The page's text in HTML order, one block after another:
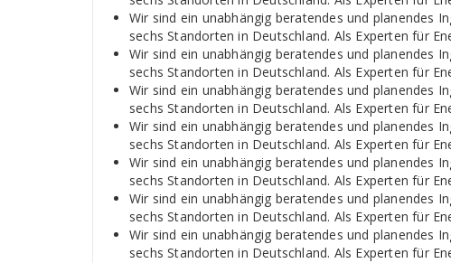
Wir sind ein unabhängig beratendes und planendes
sechs Standorten in Deutschland. Als Experten für
Wir sind ein unabhängig beratendes und planendes
sechs Standorten in Deutschland. Als Experten für
Wir sind ein unabhängig beratendes und planendes
sechs Standorten in Deutschland. Als Experten für
Wir sind ein unabhängig beratendes und planendes
sechs Standorten in Deutschland. Als Experten für
Wir sind ein unabhängig beratendes und planendes
sechs Standorten in Deutschland. Als Experten für
Wir sind ein unabhängig beratendes und planendes
sechs Standorten in Deutschland. Als Experten für
Wir sind ein unabhängig beratendes und planendes
sechs Standorten in Deutschland. Als Experten für